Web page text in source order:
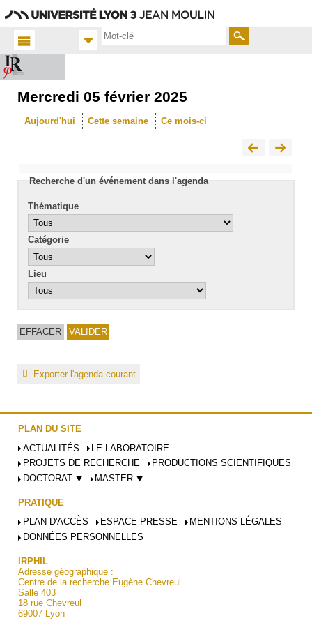
Rechercher
Accueil
Mercredi 05 février 2025
Aujourd'hui Cette semaine Ce mois-ci
Recherche d'un événement dans l'agenda
Thématique
Catégorie
Lieu
Exporter l'agenda courant
PLAN DU SITE
ACTUALITÉS
LE LABORATOIRE
PROJETS DE RECHERCHE
PRODUCTIONS SCIENTIFIQUES
DOCTORAT ⯆
MASTER ⯆
PRATIQUE
PLAN D'ACCÈS
ESPACE PRESSE
MENTIONS LÉGALES
DONNÉES PERSONNELLES
IRPHIL
Adresse géographique :
Centre de la recherche Eugène Chevreul
Salle 403
18 rue Chevreul
69007 Lyon